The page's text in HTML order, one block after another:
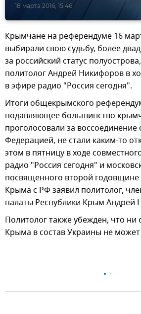
18 марта 2016, 15:46
Крымчане на референдуме 16
выбирали свою судьбу, более
за российский статус
политолог Андрей Никифоров в
в эфире радио "Россия сегодня".
Итоги общекрымского
подавляющее большинство
проголосовали за воссоединение
Федерацией, не стали каким-то
этом в пятницу в ходе
радио "Россия сегодня" и
посвященного второй годовщине
Крыма с РФ заявил политолог,
палаты Республики Крым Андрей
Политолог также убежден, что ни
Крыма в состав Украины не